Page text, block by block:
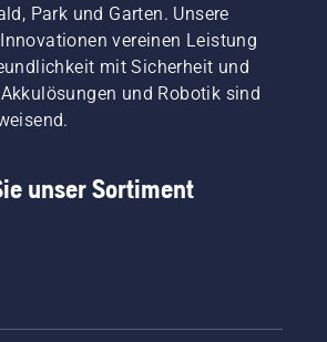
Park und Garten. Unsere
vereinen Leistung
mit Sicherheit und
und Robotik sind
unser Sortiment